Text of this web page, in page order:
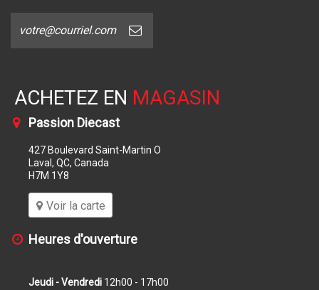
ACHETEZ EN MAGASIN
Passion Diecast
427 Boulevard Saint-Martin O
Laval, QC, Canada
H7M 1Y8
Voir la carte
Heures d'ouverture
Jeudi - Vendredi 12h00 - 17h00